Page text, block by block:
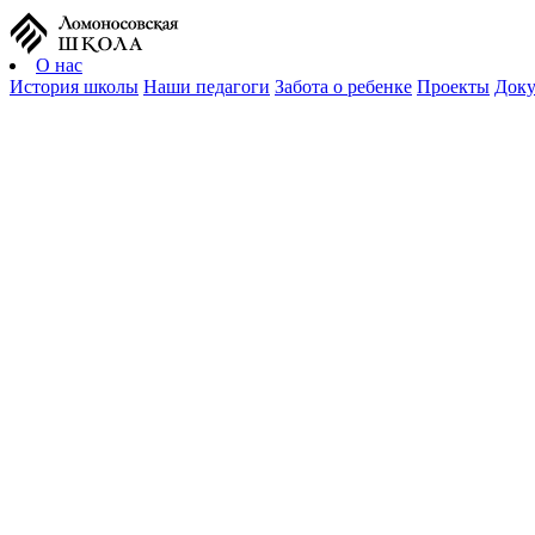
О нас
История школы Наши педагоги Забота о ребенке Проекты